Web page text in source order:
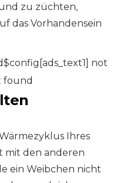
zu züchten,
das Vorhandensein
not
found
Ihres
mit den anderen
ein Weibchen nicht